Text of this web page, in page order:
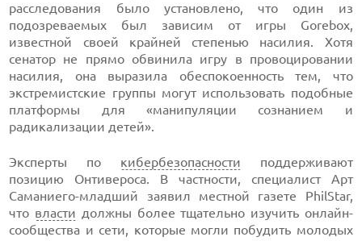
расследования было установлено, что один из
подозреваемых был зависим от игры Gorebox,
известной своей крайней степенью насилия. Хотя
сенатор не прямо обвинила игру в провоцировании
насилия, она выразила обеспокоенность тем, что
экстремистские группы могут использовать подобные
платформы для «манипуляции сознанием и
радикализации детей».
Эксперты по кибербезопасности поддерживают
позицию Онтивероса. В частности, специалист Арт
Саманиего-младший заявил местной газете PhilStar,
что власти должны более тщательно изучить онлайн-
сообщества и сети, которые могли побудить молодых